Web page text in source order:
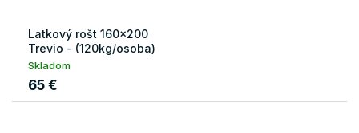
Latkový rošt 160x200
Trevio - (120kg/osoba)
Skladom
65 €